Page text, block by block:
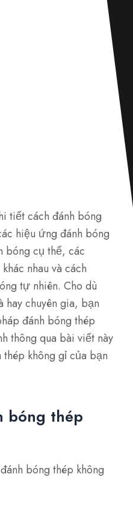
tiết cách đánh bóng
hiệu ứng đánh bóng
bóng cụ thể, các
nhau và cách
tự nhiên. Cho dù
chuyên gia, bạn
đánh bóng thép
thông qua bài viết này
không gỉ của bạn
bóng thép
bóng thép không